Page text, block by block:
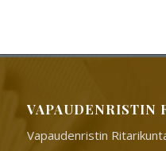
VAPAUDENRISTIN
Vapaudenristin